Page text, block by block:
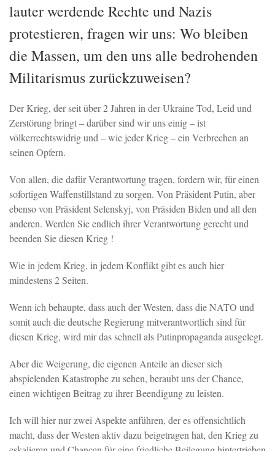
lauter werdende Rechte und Nazis
protestieren, fragen wir uns: Wo bleiben
die Massen, um den uns alle bedrohenden
Militarismus zurückzuweisen?
Der Krieg, der seit über 2 Jahren in der Ukraine Tod, Leid und
Zerstörung bringt – darüber sind wir uns einig – ist
völkerrechtswidrig und – wie jeder Krieg – ein Verbrechen an
seinen Opfern.
Von allen, die dafür Verantwortung tragen, fordern wir, für einen
sofortigen Waffenstillstand zu sorgen. Von Präsident Putin, aber
ebenso von Präsident Selenskyj, von Präsiden Biden und all den
anderen. Werden Sie endlich ihrer Verantwortung gerecht und
beenden Sie diesen Krieg !
Wie in jedem Krieg, in jedem Konflikt gibt es auch hier
mindestens 2 Seiten.
Wenn ich behaupte, dass auch der Westen, dass die NATO und
somit auch die deutsche Regierung mitverantwortlich sind für
diesen Krieg, wird mir das schnell als Putinpropaganda ausgelegt.
Aber die Weigerung, die eigenen Anteile an dieser sich
abspielenden Katastrophe zu sehen, beraubt uns der Chance,
einen wichtigen Beitrag zu ihrer Beendigung zu leisten.
Ich will hier nur zwei Aspekte anführen, der es offensichtlich
macht, dass der Westen aktiv dazu beigetragen hat, den Krieg zu